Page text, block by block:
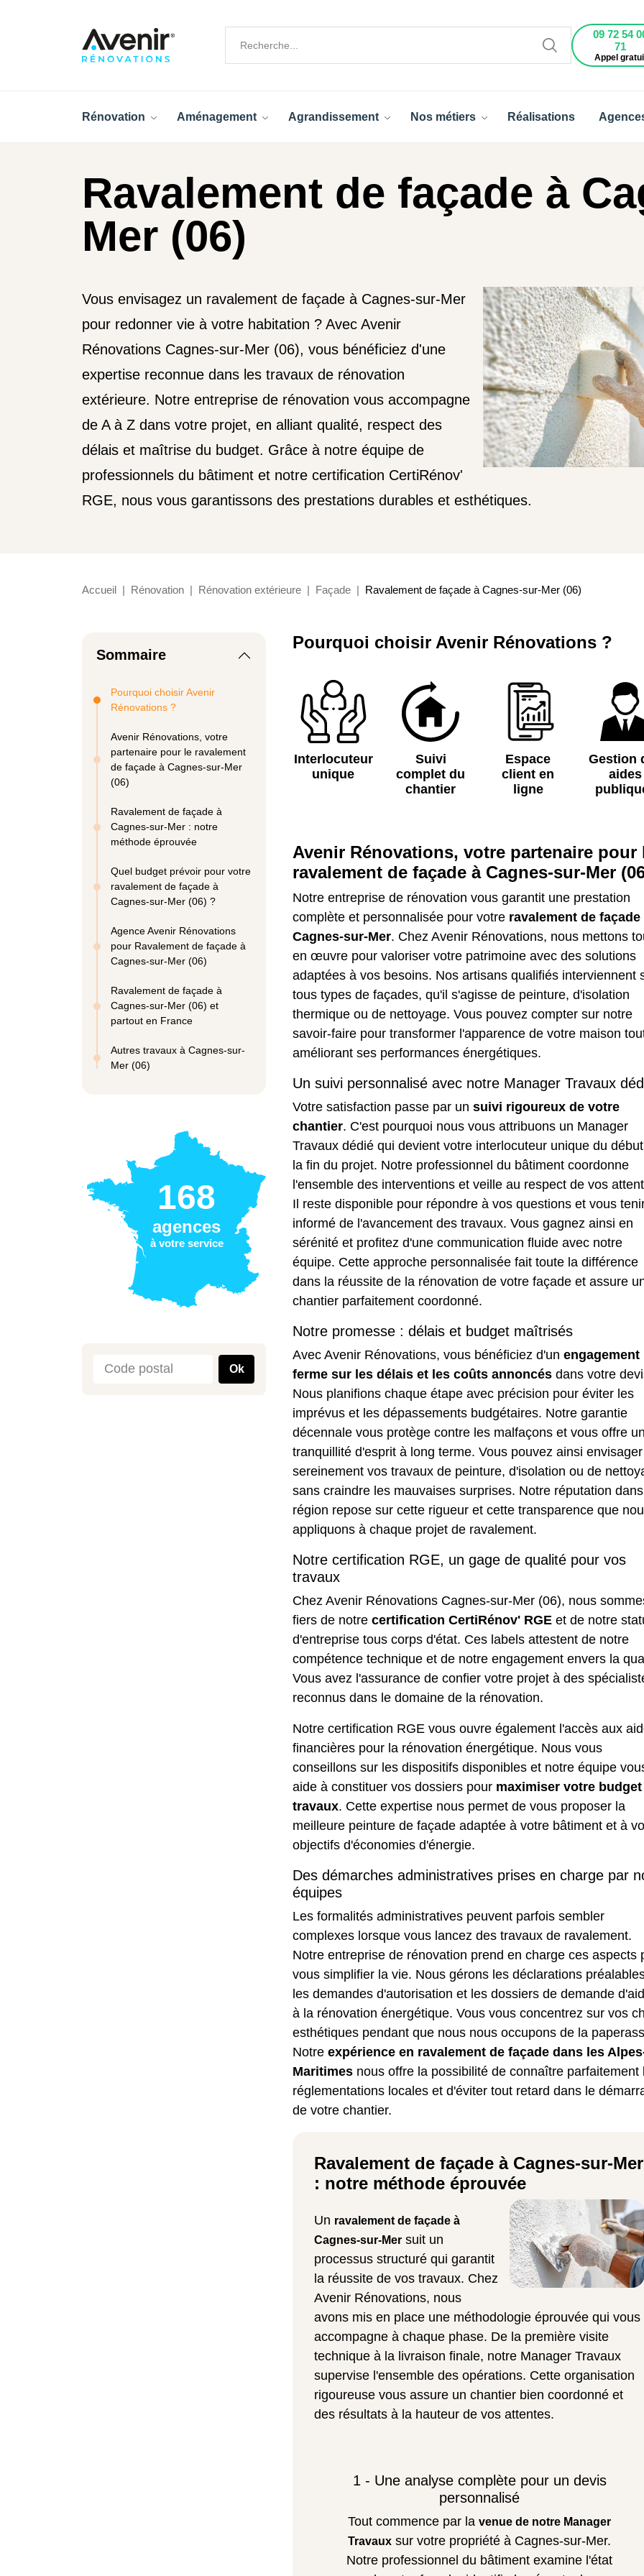
09 72 54
71
Appel
Rénovation Aménagement Agrandissement Nos métiers Réalisations
Ravalement de façade à
Mer (06)
Vous envisagez un ravalement de façade à Cagnes-sur-Mer
pour redonner vie à votre habitation ? Avec Avenir
Rénovations Cagnes-sur-Mer (06), vous bénéficiez d'une
expertise reconnue dans les travaux de rénovation
extérieure. Notre entreprise de rénovation vous accompagne
de A à Z dans votre projet, en alliant qualité, respect des
délais et maîtrise du budget. Grâce à notre équipe de
professionnels du bâtiment et notre certification CertiRénov'
RGE, nous vous garantissons des prestations durables et esthétiques.
Accueil Rénovation Rénovation extérieure Façade Ravalement de façade à Cagnes-sur-Mer (06)
Sommaire
Pourquoi choisir Avenir
Rénovations ?
Avenir Rénovations, votre
partenaire pour le ravalement
de façade à Cagnes-sur-Mer
(06)
Ravalement de façade à
Cagnes-sur-Mer : notre
méthode éprouvée
Quel budget prévoir pour votre
ravalement de façade à
Cagnes-sur-Mer (06) ?
Agence Avenir Rénovations
pour Ravalement de façade à
Cagnes-sur-Mer (06)
Ravalement de façade à
Cagnes-sur-Mer (06) et
partout en France
Autres travaux à Cagnes-sur-
Mer (06)
168
agences
à votre service
Ok
Pourquoi choisir Avenir Rénovations ?
Interlocuteur
unique
Suivi
complet du
chantier
Espace
client en
ligne
Gestion
aides
Avenir Rénovations, votre partenaire pour
ravalement de façade à Cagnes-sur-Mer
Notre entreprise de rénovation vous garantit une prestation
complète et personnalisée pour votre ravalement de façade
Cagnes-sur-Mer. Chez Avenir Rénovations, nous mettons
en œuvre pour valoriser votre patrimoine avec des solutions
adaptées à vos besoins. Nos artisans qualifiés interviennent
tous types de façades, qu'il s'agisse de peinture, d'isolation
thermique ou de nettoyage. Vous pouvez compter sur notre
savoir-faire pour transformer l'apparence de votre maison
améliorant ses performances énergétiques.
Un suivi personnalisé avec notre Manager Travaux
Votre satisfaction passe par un suivi rigoureux de votre
chantier. C'est pourquoi nous vous attribuons un Manager
Travaux dédié qui devient votre interlocuteur unique du
la fin du projet. Notre professionnel du bâtiment coordonne
l'ensemble des interventions et veille au respect de vos
Il reste disponible pour répondre à vos questions et vous
informé de l'avancement des travaux. Vous gagnez ainsi en
sérénité et profitez d'une communication fluide avec notre
équipe. Cette approche personnalisée fait toute la différence
dans la réussite de la rénovation de votre façade et assure
chantier parfaitement coordonné.
Notre promesse : délais et budget maîtrisés
Avec Avenir Rénovations, vous bénéficiez d'un engagement
ferme sur les délais et les coûts annoncés dans votre
Nous planifions chaque étape avec précision pour éviter les
imprévus et les dépassements budgétaires. Notre garantie
décennale vous protège contre les malfaçons et vous offre
tranquillité d'esprit à long terme. Vous pouvez ainsi envisager
sereinement vos travaux de peinture, d'isolation ou de
sans craindre les mauvaises surprises. Notre réputation
région repose sur cette rigueur et cette transparence que
appliquons à chaque projet de ravalement.
Notre certification RGE, un gage de qualité pour vos
travaux
Chez Avenir Rénovations Cagnes-sur-Mer (06), nous
fiers de notre certification CertiRénov' RGE et de notre
d'entreprise tous corps d'état. Ces labels attestent de notre
compétence technique et de notre engagement envers la
Vous avez l'assurance de confier votre projet à des
reconnus dans le domaine de la rénovation.
Notre certification RGE vous ouvre également l'accès aux
financières pour la rénovation énergétique. Nous vous
conseillons sur les dispositifs disponibles et notre équipe
aide à constituer vos dossiers pour maximiser votre budget
travaux. Cette expertise nous permet de vous proposer la
meilleure peinture de façade adaptée à votre bâtiment et à
objectifs d'économies d'énergie.
Des démarches administratives prises en charge par
équipes
Les formalités administratives peuvent parfois sembler
complexes lorsque vous lancez des travaux de ravalement.
Notre entreprise de rénovation prend en charge ces aspects
vous simplifier la vie. Nous gérons les déclarations
les demandes d'autorisation et les dossiers de demande
à la rénovation énergétique. Vous vous concentrez sur vos
esthétiques pendant que nous nous occupons de la
Notre expérience en ravalement de façade dans les
Maritimes nous offre la possibilité de connaître parfaitement
réglementations locales et d'éviter tout retard dans le
de votre chantier.
Ravalement de façade à Cagnes-sur-Mer
: notre méthode éprouvée
Un ravalement de façade à
Cagnes-sur-Mer suit un
processus structuré qui garantit
la réussite de vos travaux. Chez
Avenir Rénovations, nous
avons mis en place une méthodologie éprouvée qui vous
accompagne à chaque phase. De la première visite
technique à la livraison finale, notre Manager Travaux
supervise l'ensemble des opérations. Cette organisation
rigoureuse vous assure un chantier bien coordonné et
des résultats à la hauteur de vos attentes.
1 - Une analyse complète pour un devis
personnalisé
Tout commence par la venue de notre Manager
Travaux sur votre propriété à Cagnes-sur-Mer.
Notre professionnel du bâtiment examine l'état